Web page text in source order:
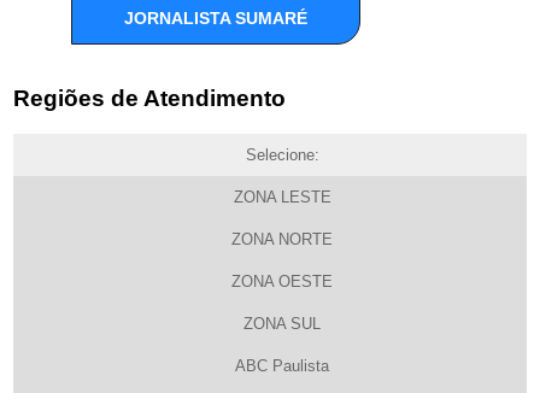
JORNALISTA SUMARÉ
Regiões de Atendimento
Selecione:
ZONA LESTE
ZONA NORTE
ZONA OESTE
ZONA SUL
ABC Paulista